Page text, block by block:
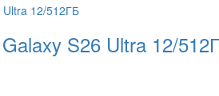
S26 Ultra 12/